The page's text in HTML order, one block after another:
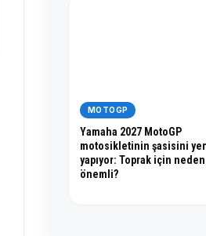
MOTOGP
Yamaha 2027 MotoGP
motosikletinin şasisini
yapıyor: Toprak için neden
önemli?